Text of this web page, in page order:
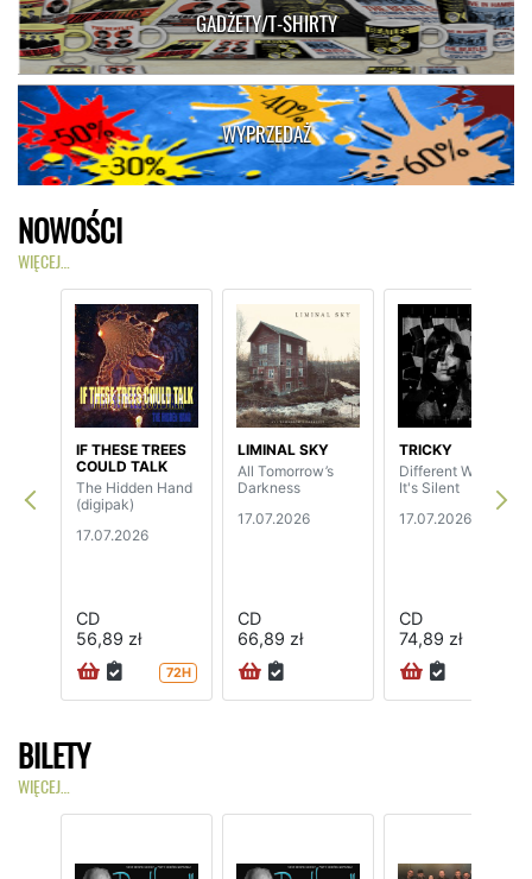
GADŻETY/T-SHIRTY
WYPRZEDAŻ
NOWOŚCI
WIĘCEJ…
IF THESE TREES
COULD TALK
The Hidden Hand
(digipak)
17.07.2026
CD
56,89 zł
72H
LIMINAL SKY
All Tomorrow’s
Darkness
17.07.2026
CD
66,89 zł
TRICKY
Different When
It's Silent
17.07.2026
CD
74,89 zł
BILETY
WIĘCEJ…